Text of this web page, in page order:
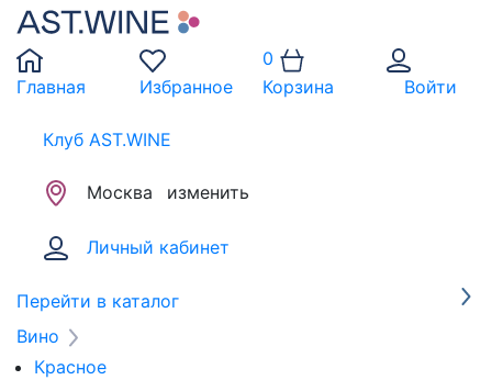
Главная Избранное
0
Корзина
Войти
Клуб AST.WINE
Москва изменить
Личный кабинет
Перейти в каталог
Вино
Красное